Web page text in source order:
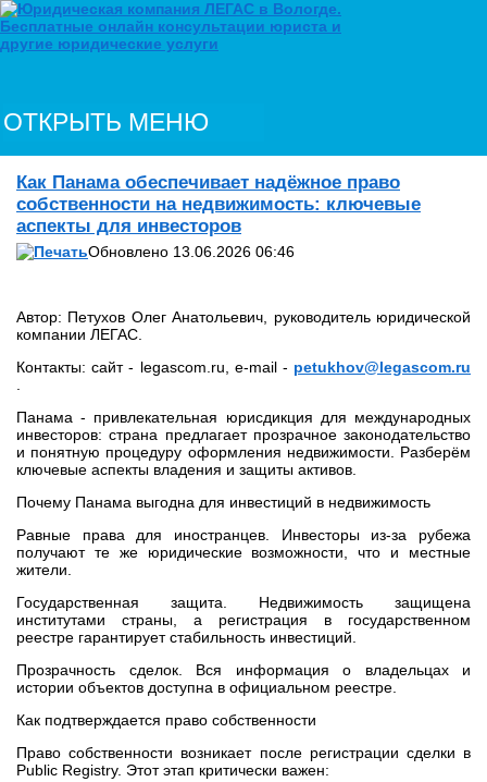
ОТКРЫТЬ МЕНЮ
Как Панама обеспечивает надёжное право
собственности на недвижимость: ключевые
аспекты для инвесторов
Обновлено 13.06.2026 06:46
Автор: Петухов Олег Анатольевич, руководитель юридической
компании ЛЕГАС.
Контакты: сайт - legascom.ru, e‑mail - petukhov@legascom.ru
Панама - привлекательная юрисдикция для международных
инвесторов: страна предлагает прозрачное законодательство
и понятную процедуру оформления недвижимости. Разберём
ключевые аспекты владения и защиты активов.
Почему Панама выгодна для инвестиций в недвижимость
Равные права для иностранцев. Инвесторы из‑за рубежа
получают те же юридические возможности, что и местные
жители.
Государственная защита. Недвижимость защищена
институтами страны, а регистрация в государственном
реестре гарантирует стабильность инвестиций.
Прозрачность сделок. Вся информация о владельцах и
истории объектов доступна в официальном реестре.
Как подтверждается право собственности
Право собственности возникает после регистрации сделки в
Public Registry. Этот этап критически важен: